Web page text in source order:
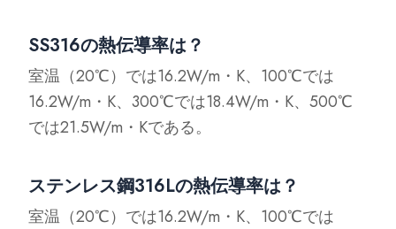
SS316の熱伝導率は？
室温（20℃）では16.2W/m・K、100℃では
16.2W/m・K、300℃では18.4W/m・K、500℃
では21.5W/m・Kである。
ステンレス鋼316Lの熱伝導率は？
室温（20℃）では16.2W/m・K、100℃では